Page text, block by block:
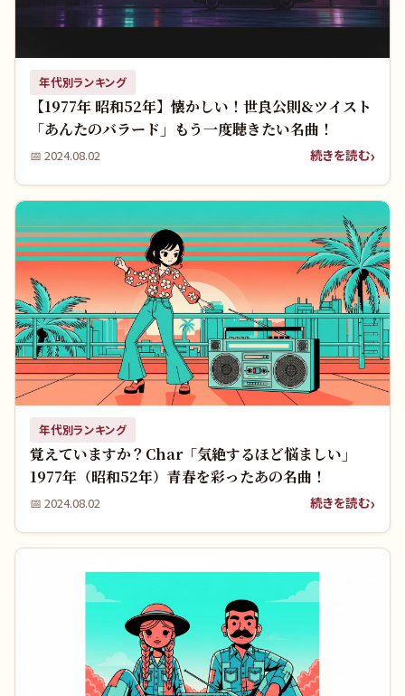
年代別ランキング
【1977年 昭和52年】懐かしい！世良公則&ツイスト
「あんたのバラード」もう一度聴きたい名曲！
📅 2024.08.02 続きを読む
年代別ランキング
覚えていますか？Char「気絶するほど悩ましい」
1977年（昭和52年）青春を彩ったあの名曲！
📅 2024.08.02 続きを読む